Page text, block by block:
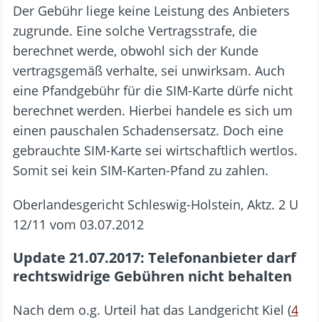
Der Gebühr liege keine Leistung des Anbieters
zugrunde. Eine solche Vertragsstrafe, die
berechnet werde, obwohl sich der Kunde
vertragsgemäß verhalte, sei unwirksam. Auch
eine Pfandgebühr für die SIM-Karte dürfe nicht
berechnet werden. Hierbei handele es sich um
einen pauschalen Schadensersatz. Doch eine
gebrauchte SIM-Karte sei wirtschaftlich wertlos.
Somit sei kein SIM-Karten-Pfand zu zahlen.
Oberlandesgericht Schleswig-Holstein, Aktz. 2 U
12/11 vom 03.07.2012
Update 21.07.2017: Telefonanbieter darf
rechtswidrige Gebühren nicht behalten
Nach dem o.g. Urteil hat das Landgericht Kiel (4